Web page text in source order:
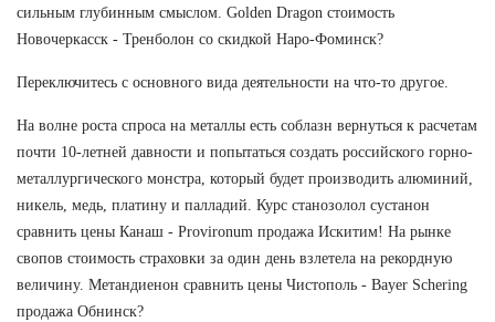
сильным глубинным смыслом. Golden Dragon стоимость
Новочеркасск - Тренболон со скидкой Наро-Фоминск?
Переключитесь с основного вида деятельности на что-то другое.
На волне роста спроса на металлы есть соблазн вернуться к расчетам
почти 10-летней давности и попытаться создать российского горно-
металлургического монстра, который будет производить алюминий,
никель, медь, платину и палладий. Курс станозолол сустанон
сравнить цены Канаш - Provironum продажа Искитим! На рынке
свопов стоимость страховки за один день взлетела на рекордную
величину. Метандиенон сравнить цены Чистополь - Bayer Schering
продажа Обнинск?